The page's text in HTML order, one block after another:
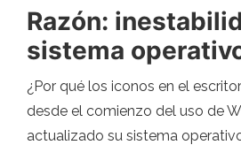
Razón:
sistema
¿Por qué los iconos en el
desde el comienzo del uso de
actualizado su sistema